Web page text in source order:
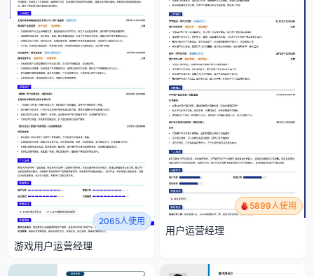
2065人使用
游戏用户运营经理
5899人使用
用户运营经理